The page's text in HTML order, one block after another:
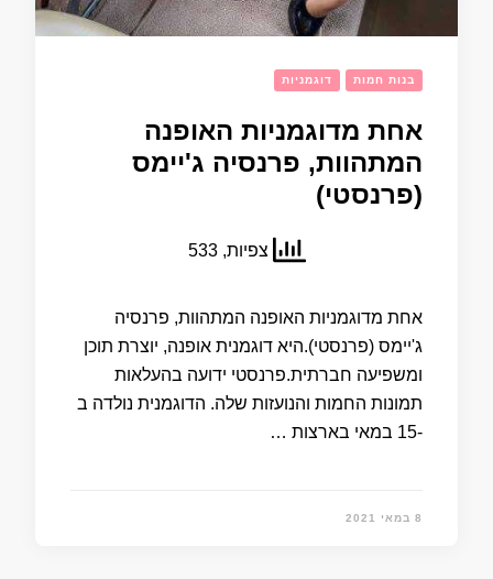
בנות חמות דוגמניות
אחת מדוגמניות האופנה
המתהוות, פרנסיה ג'יימס
(פרנסטי)
צפיות, 533
אחת מדוגמניות האופנה המתהוות, פרנסיה
ג'יימס (פרנסטי).היא דוגמנית אופנה, יוצרת תוכן
ומשפיעה חברתית.פרנסטי ידועה בהעלאות
תמונות החמות והנועזות שלה. הדוגמנית נולדה ב
-15 במאי בארצות …
8 במאי 2021